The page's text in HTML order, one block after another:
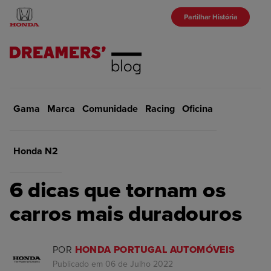
Partilhar História
Gama Marca Comunidade Racing Oficina
Honda N2
VOLTAR Início Oficina
OFICINA
6 dicas que tornam os
carros mais duradouros
POR HONDA PORTUGAL AUTOMÓVEIS
Publicado em 06 de Julho 2022